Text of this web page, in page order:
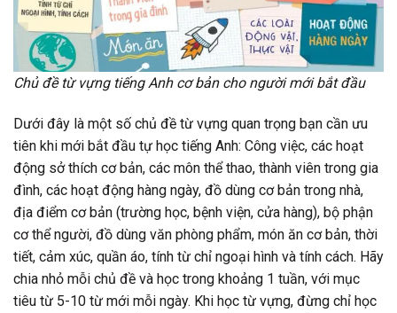
Chủ đề từ vựng tiếng Anh cơ bản cho người mới bắt đầu
Dưới đây là một số chủ đề từ vựng quan trọng bạn cần ưu
tiên khi mới bắt đầu tự học tiếng Anh: Công việc, các hoạt
động sở thích cơ bản, các môn thể thao, thành viên trong gia
đình, các hoạt động hàng ngày, đồ dùng cơ bản trong nhà,
địa điểm cơ bản (trường học, bệnh viện, cửa hàng), bộ phận
cơ thể người, đồ dùng văn phòng phẩm, món ăn cơ bản, thời
tiết, cảm xúc, quần áo, tính từ chỉ ngoại hình và tính cách. Hãy
chia nhỏ mỗi chủ đề và học trong khoảng 1 tuần, với mục
tiêu từ 5-10 từ mới mỗi ngày. Khi học từ vựng, đừng chỉ học